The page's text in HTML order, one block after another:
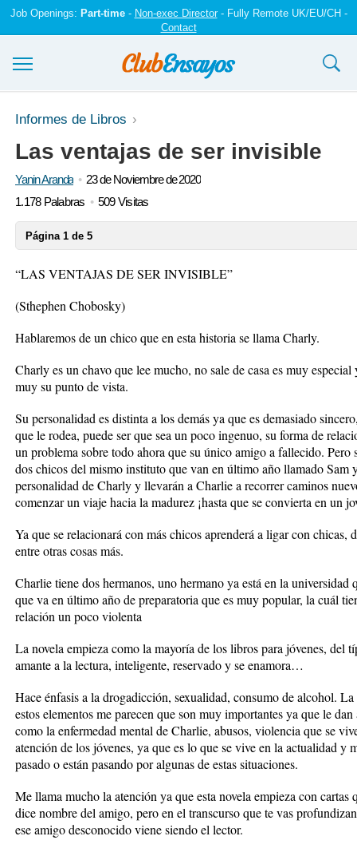
Job Openings: Part-time- Non-exec Director- Fully Remote UK/EU/CH -
Contact
Ensayos y trabajos
Registrarse
Iniciar sesión
Informes de Libros
Las ventajas de ser invisible
Yanin Aranda
23 de Noviembre de 2020
1.178 Palabras
509 Visitas
Página 1 de 5
“LAS VENTAJAS DE SER INVISIBLE”
(Sthephen Chobosky)
Hablaremos de un chico que en esta historia se llama Charly.
Charly es un chavo que lee mucho, no sale de casa es muy
muy su punto de vista.
Su personalidad es distinta a los demás ya que es demasiado
que le rodea, puede ser que sea un poco ingenuo, su forma de
un problema sobre todo ahora que su único amigo a fallecido.
dos chicos del mismo instituto que van en último año llamado Sam
personalidad de Charly y llevarán a Charlie a recorrer caminos
comenzar un viaje hacia la madurez ¡hasta que se convierta en un
Ya que se relacionará con más chicos aprenderá a ligar con chicas,
entre otras cosas más.
Charlie tiene dos hermanos, uno hermano ya está en la
que va en último año de preparatoria que es muy popular, la cuál
relación un poco violenta
La novela empieza como la mayoría de los libros para jóvenes, del
amante a la lectura, inteligente, reservado y se enamora…
Hace énfasis a la drogadicción, sexualidad, consumo de alcohol.
estos elementos me parecen que son muy importantes ya que le
como la enfermedad mental de Charlie, abusos, violencia que se
atención de los jóvenes, ya que es lo que se vive en la actualidad y
pasado o están pasando por algunas de estas situaciones.
Me llama mucho la atención ya que esta novela empieza con
dice nombre del amigo, pero en el transcurso que te vas
ese amigo desconocido viene siendo el lector.